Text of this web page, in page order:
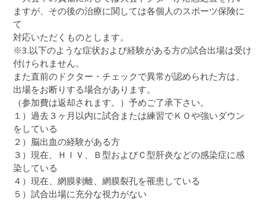
ますが、その後の治療に関しては各個人のスポーツ保険に
て
対応いただくものとします。
※3.以下のような症状および経験がある方の試合出場は受け
付けられません。
また直前のドクター・チェックで異常が認められた方は、
出場をお断りする場合があります。
（参加費は返却されます。）予めご了承下さい。
１）過去３ヶ月以内に試合または練習でＫＯや強いダウン
をしている
２）脳出血の経験がある方
３）現在、ＨＩＶ、Ｂ型およびＣ型肝炎などの感染症に感
染している
４）現在、網膜剥離、網膜裂孔を罹患している
５）試合出場に充分な視力がない